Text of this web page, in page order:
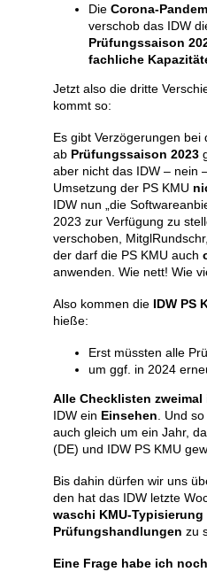
Die Corona-
verschob das IDW
Prüfungssaison
fachliche
Jetzt also die dritte
kommt so:
Es gibt Verzögerungen bei
ab Prüfungssaison 2023
aber nicht das IDW – nein
Umsetzung der PS KMU
IDW nun „die
2023 zur Verfügung zu
verschoben,
der darf die PS KMU auch
anwenden. Wie nett! Wie
Also kommen die IDW PS
hieße:
Erst müssten alle
um ggf. in 2024
Alle Checklisten
IDW ein Einsehen . Und so
auch gleich um ein Jahr,
(DE) und IDW PS KMU
Bis dahin dürfen wir uns
den hat das IDW letzte
waschi KMU-Typisierung
Prüfungshandlungen zu
Eine Frage habe ich